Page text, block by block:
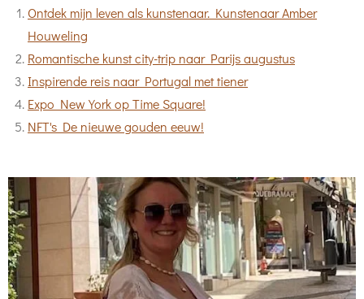
Ontdek mijn leven als kunstenaar. Kunstenaar Amber
Houweling
Romantische kunst city-trip naar Parijs augustus
Inspirende reis naar Portugal met tiener
Expo New York op Time Square!
NFT's De nieuwe gouden eeuw!